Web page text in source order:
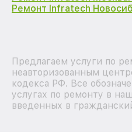
Ремонт Infratech
Предлагаем услуги по
неавторизованным
кодекса РФ. Все
услугах по ремонту в
введенных в